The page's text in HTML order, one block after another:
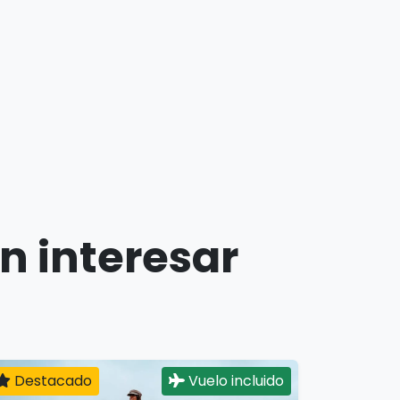
interesar
Destacado Vuelo incluido